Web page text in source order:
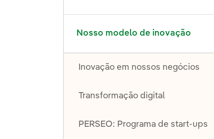
Nosso modelo de inovação
Alternar submenu de Nosso modelo de
Inovação em nossos negócios
Transformação digital
PERSEO: Programa de start-ups